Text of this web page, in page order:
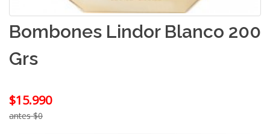
Bombones Lindor Blanco 200
Grs
$15.990
antes $0